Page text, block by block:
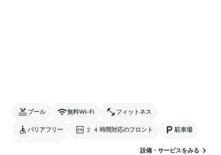
プール 無料Wi-Fi フィットネス
バリアフリー 24時間対応のフロント 駐車場
設備・サービスをみる